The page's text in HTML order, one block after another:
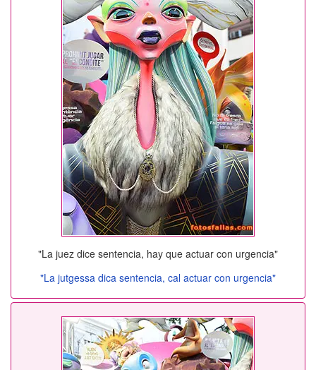
"La juez dice sentencia, hay que actuar con urgencia"
"La jutgessa dica sentencia, cal actuar con urgencia"